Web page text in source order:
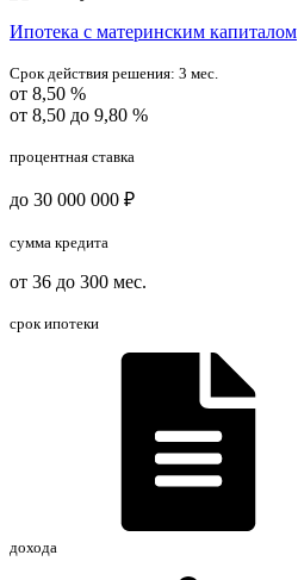
Ипотека с материнским капиталом
Срок действия решения: 3 мес.
от 8,50 %
от 8,50 до 9,80 %
процентная ставка
до 30 000 000 ₽
сумма кредита
от 36 до 300 мес.
срок ипотеки
дохода